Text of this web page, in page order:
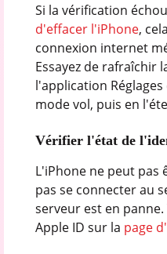
Si la vérification
d'effacer l'iPhone,
connexion internet
Essayez de rafraîchir
l'application
mode vol, puis en
Vérifier l'état de
L'iPhone ne peut
pas se connecter au
serveur est en
Apple ID sur la page